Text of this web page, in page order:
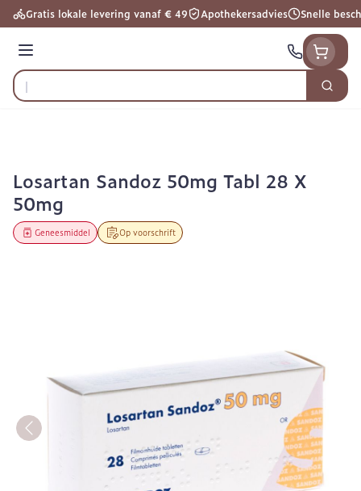
Ga naar de inhoud
Gratis lokale levering vanaf € 49 Apothekersadvies Snelle
Menu
Product, merk, categorie...
Zoek
Losartan Sandoz 50mg Tabl 28 X
50mg
Op voorschrift
Geneesmiddel